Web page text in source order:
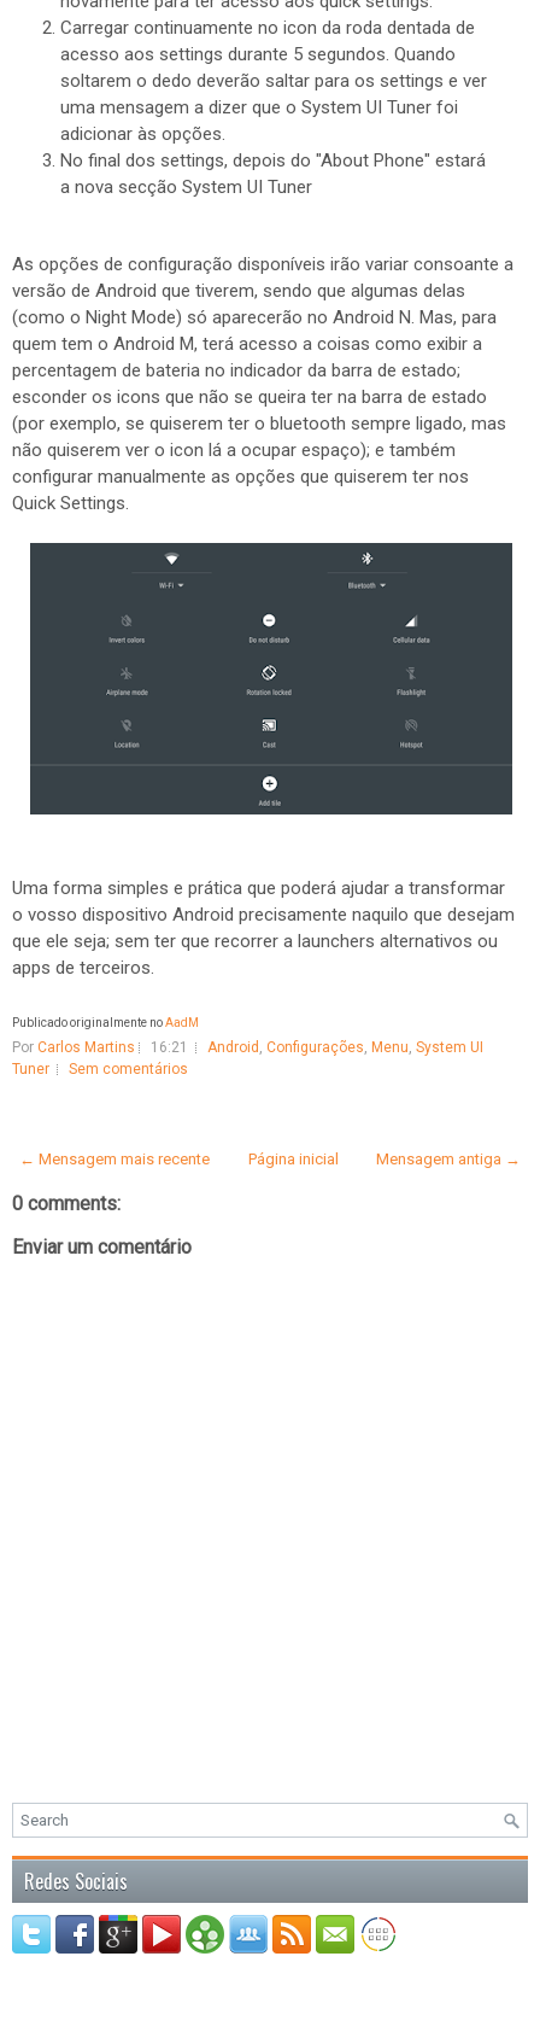
Carregar continuamente no icon da roda dentada de
acesso aos settings durante 5 segundos. Quando
soltarem o dedo deverão saltar para os settings e ver
uma mensagem a dizer que o System UI Tuner foi
adicionar às opções.
No final dos settings, depois do "About Phone" estará
a nova secção System UI Tuner
As opções de configuração disponíveis irão variar consoante a
versão de Android que tiverem, sendo que algumas delas
(como o Night Mode) só aparecerão no Android N. Mas, para
quem tem o Android M, terá acesso a coisas como exibir a
percentagem de bateria no indicador da barra de estado;
esconder os icons que não se queira ter na barra de estado
(por exemplo, se quiserem ter o bluetooth sempre ligado, mas
não quiserem ver o icon lá a ocupar espaço); e também
configurar manualmente as opções que quiserem ter nos
Quick Settings.
Uma forma simples e prática que poderá ajudar a transformar
o vosso dispositivo Android precisamente naquilo que desejam
que ele seja; sem ter que recorrer a launchers alternativos ou
apps de terceiros.
Publicado originalmente noAadM
Por Carlos Martins 16:21 Android , Configurações, Menu, System UI
Tuner
Sem comentários
← Mensagem mais recente Mensagem antiga →
Página inicial
0 comments:
Enviar um comentário
Redes Sociais